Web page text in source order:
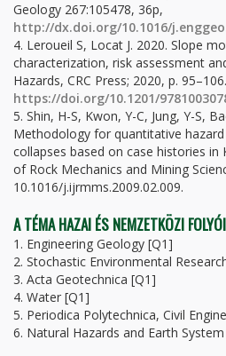
Geology 267:105478, 36p,
http://dx.doi.org/10.1016/
4. Leroueil S, Locat J. 2020. Slope
characterization, risk assessment
Hazards, CRC Press; 2020, p. 95–106.
https://doi.org/10.1201/
5. Shin, H-S, Kwon, Y-C, Jung, Y-S,
Methodology for quantitative
collapses based on case histories in
of Rock Mechanics and Mining
10.1016/j.ijrmms.2009.02.009.
A TÉMA HAZAI ÉS NEMZETKÖZI
1. Engineering Geology [Q1]
2. Stochastic Environmental
3. Acta Geotechnica [Q1]
4. Water [Q1]
5. Periodica Polytechnica, Civil
6. Natural Hazards and Earth